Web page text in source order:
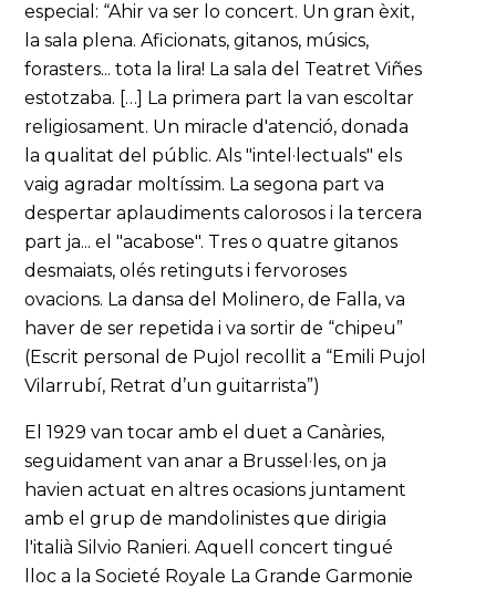
especial: “Ahir va ser lo concert. Un gran èxit,
la sala plena. Aficionats, gitanos, músics,
forasters... tota la lira! La sala del Teatret Viñes
estotzaba. […] La primera part la van escoltar
religiosament. Un miracle d'atenció, donada
la qualitat del públic. Als "intel·lectuals" els
vaig agradar moltíssim. La segona part va
despertar aplaudiments calorosos i la tercera
part ja... el "acabose". Tres o quatre gitanos
desmaiats, olés retinguts i fervoroses
ovacions. La dansa del Molinero, de Falla, va
haver de ser repetida i va sortir de “chipeu”
(Escrit personal de Pujol recollit a “Emili Pujol
Vilarrubí, Retrat d’un guitarrista”)
El 1929 van tocar amb el duet a Canàries,
seguidament van anar a Brussel·les, on ja
havien actuat en altres ocasions juntament
amb el grup de mandolinistes que dirigia
l'italià Silvio Ranieri. Aquell concert tingué
lloc a la Societé Royale La Grande Garmonie